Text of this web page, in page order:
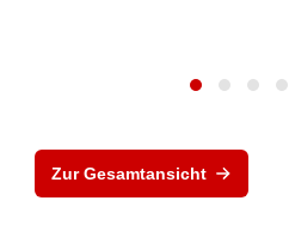
Zur Gesamtansicht